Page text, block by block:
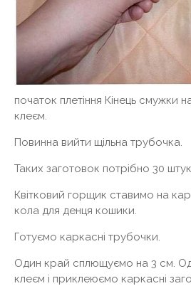
початок плетіння Кінець смужки
клеєм.
Повинна вийти щільна трубочка.
Таких заготовок потрібно 30
Квітковий горщик ставимо на
кола для денця кошики.
Готуємо каркасні трубочки.
Один край сплющуємо на 3 см.
клеєм і приклеюємо каркасні